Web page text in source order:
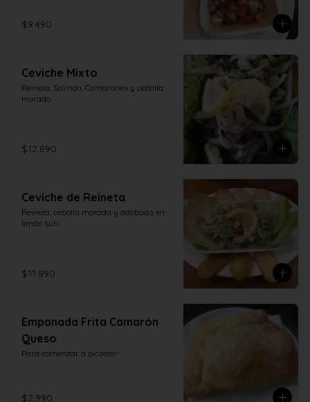
$9.490
Ceviche Mixto
Reineta, Salmón, Camarones y cebolla
morada
$12.890
Ceviche de Reineta
Reineta, cebolla morada y adobada en
limón sutil
$11.890
Empanada Frita Camarón
Queso
Para comenzar a picotear
$2.990